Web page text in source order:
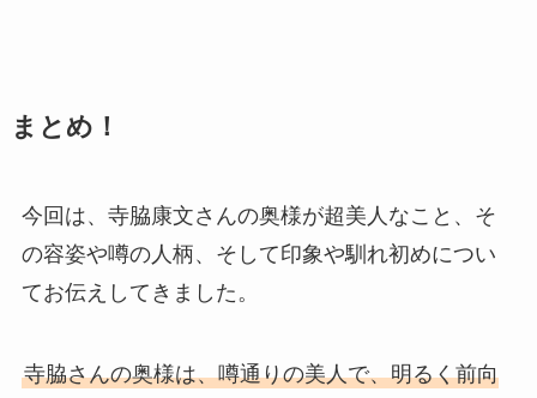
まとめ！
今回は、寺脇康文さんの奥様が超美人なこと、そ
の容姿や噂の人柄、そして印象や馴れ初めについ
てお伝えしてきました。
寺脇さんの奥様は、噂通りの美人で、明るく前向